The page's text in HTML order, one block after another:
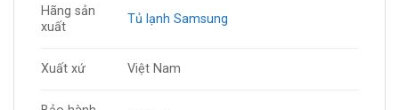
Hãng sản
xuất
Tủ lạnh Samsung
Xuất xứ Việt Nam